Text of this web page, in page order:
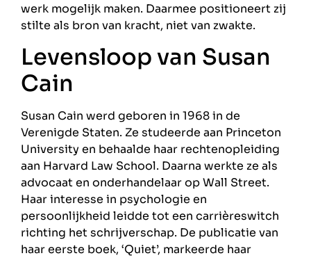
werk mogelijk maken. Daarmee positioneert zij
stilte als bron van kracht, niet van zwakte.
Levensloop van Susan
Cain
Susan Cain werd geboren in 1968 in de
Verenigde Staten. Ze studeerde aan Princeton
University en behaalde haar rechtenopleiding
aan Harvard Law School. Daarna werkte ze als
advocaat en onderhandelaar op Wall Street.
Haar interesse in psychologie en
persoonlijkheid leidde tot een carrièreswitch
richting het schrijverschap. De publicatie van
haar eerste boek, ‘Quiet’, markeerde haar